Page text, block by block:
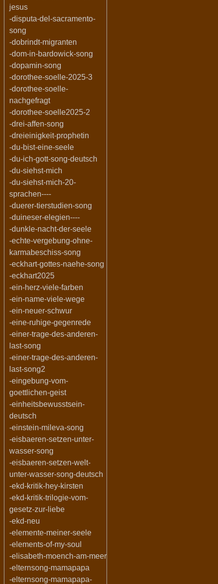
jesus
-disputa-del-sacramento-
song
-dobrindt-migranten
-dom-in-bardowick-song
-dopamin-song
-dorothee-soelle-2025-3
-dorothee-soelle-
nachgefragt
-dorothee-soelle2025-2
-drei-affen-song
-dreieinigkeit-prophetin
-du-bist-eine-seele
-du-ich-gott-song-deutsch
-du-siehst-mich
-du-siehst-mich-20-
sprachen----
-duerer-tierstudien-song
-duineser-elegien----
-dunkle-nacht-der-seele
-echte-vergebung-ohne-
karmabeschiss-song
-eckhart-gottes-naehe-song
-eckhart2025
-ein-herz-viele-farben
-ein-name-viele-wege
-ein-neuer-schwur
-eine-ruhige-gegenrede
-einer-trage-des-anderen-
last-song
-einer-trage-des-anderen-
last-song2
-eingebung-vom-
goettlichen-geist
-einheitsbewusstsein-
deutsch
-einstein-mileva-song
-eisbaeren-setzen-unter-
wasser-song
-eisbaeren-setzen-welt-
unter-wasser-song-deutsch
-ekd-kritik-hey-kirsten
-ekd-kritik-trilogie-vom-
gesetz-zur-liebe
-ekd-neu
-elemente-meiner-seele
-elements-of-my-soul
-elisabeth-moench-am-meer
-elternsong-mamapapa
-elternsong-mamapapa-